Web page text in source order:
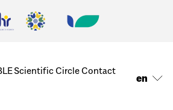
Scientific CircleContact
en